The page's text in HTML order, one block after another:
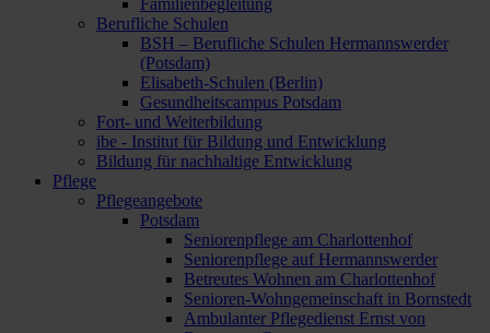
Berufliche Schulen
BSH – Berufliche Schulen Hermannswerder
(Potsdam)
Elisabeth-Schulen (Berlin)
Gesundheitscampus Potsdam
Fort- und Weiterbildung
ibe - Institut für Bildung und Entwicklung
Bildung für nachhaltige Entwicklung
Pflege
Pflegeangebote
Potsdam
Seniorenpflege am Charlottenhof
Seniorenpflege auf Hermannswerder
Betreutes Wohnen am Charlottenhof
Senioren-Wohngemeinschaft in Bornstedt
Ambulanter Pflegedienst Ernst von